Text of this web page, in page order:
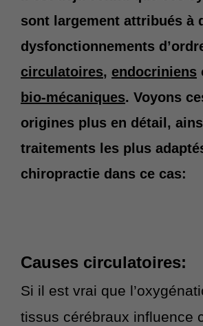
sont largement attribués à
dysfonctionnements
circulatoires, endocriniens
bio-mécaniques. Voyons
origines plus en détail,
traitements les plus
chiropractie dans ce cas:
Causes circulatoires:
Si il est vrai que
tissus cérébraux influence